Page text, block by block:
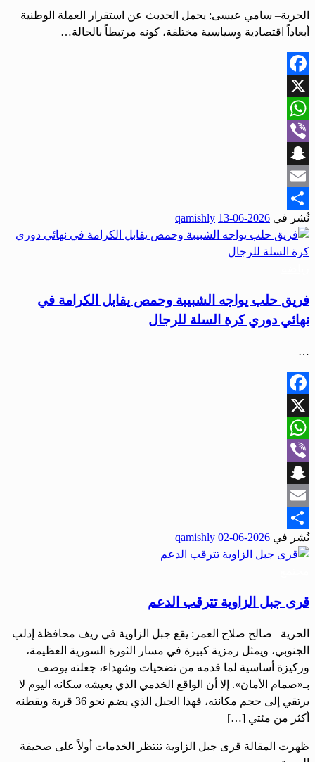
الحرية– سامي عيسى: يحمل الحديث عن استقرار العملة الوطنية
أبعاداً اقتصادية وسياسية مختلفة، كونه مرتبطاً بالحالة…
Facebook
X
WhatsApp
Viber
Snapchat
Email
Share
نُشر في 2026-06-13
qamishly
فريق حلب يواجه الشبيبة وحمص يقابل الكرامة في
نهائي دوري كرة السلة للرجال
…
Facebook
X
WhatsApp
Viber
Snapchat
Email
Share
نُشر في 2026-06-02
qamishly
قرى جبل الزاوية تترقب الدعم
الحرية– صالح صلاح العمر: يقع جبل الزاوية في ريف محافظة إدلب
الجنوبي، ويمثل رمزية كبيرة في مسار الثورة السورية العظيمة،
وركيزة أساسية لما قدمه من تضحيات وشهداء، جعلته يوصف
بـ«صمام الأمان». إلا أن الواقع الخدمي الذي يعيشه سكانه اليوم لا
يرتقي إلى حجم مكانته، فهذا الجبل الذي يضم نحو 36 قرية ويقطنه
أكثر من مئتي […]
ظهرت المقالة قرى جبل الزاوية تنتظر الخدمات أولاً على صحيفة